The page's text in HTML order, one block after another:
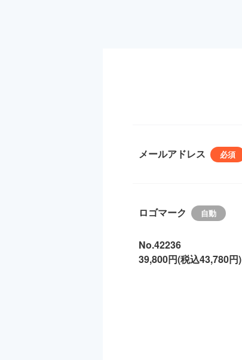
メールアドレス
ロゴマーク
No.42236
39,800円(税込43,780円)